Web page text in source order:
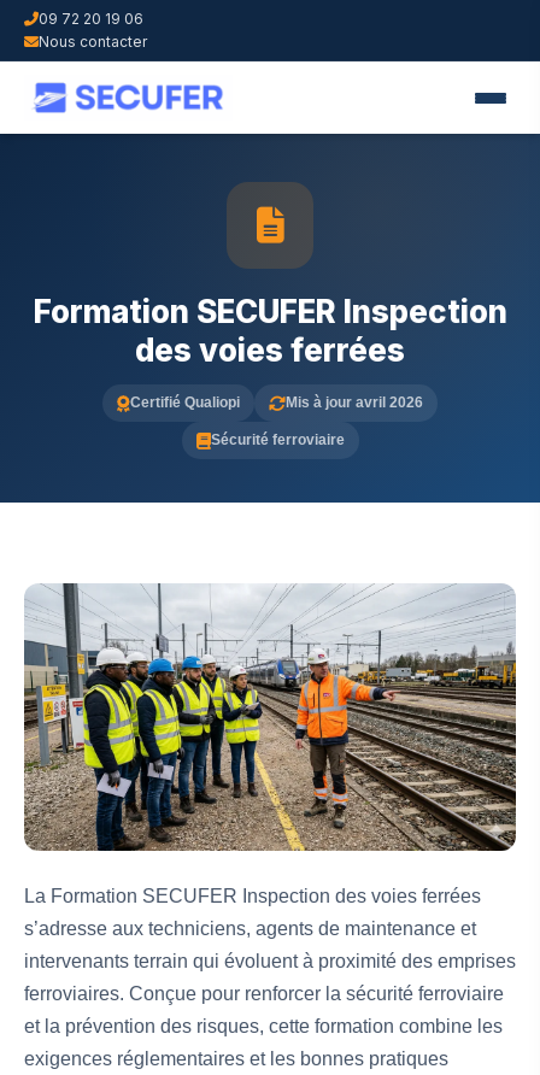
09 72 20 19 06
Nous contacter
Formation SECUFER Inspection
des voies ferrées
Certifié Qualiopi Mis à jour avril 2026
Sécurité ferroviaire
La Formation SECUFER Inspection des voies ferrées
s’adresse aux techniciens, agents de maintenance et
intervenants terrain qui évoluent à proximité des emprises
ferroviaires. Conçue pour renforcer la sécurité ferroviaire
et la prévention des risques, cette formation combine les
exigences réglementaires et les bonnes pratiques